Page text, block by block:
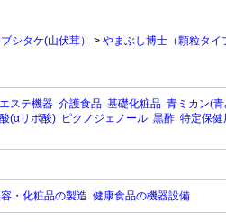
シタケ(山伏茸） > やまぶし博士（顆粒タイ
エステ機器 介護食品 基礎化粧品 青ミカン(
(αリポ酸) ピクノジェノール 黒酢 特定保
・化粧品の製造 健康食品の機器設備